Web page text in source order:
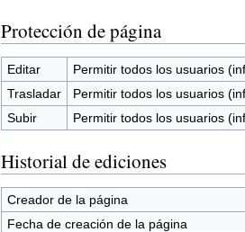
Protección de página
Editar
Permitir todos los usuarios
Trasladar
Permitir todos los usuarios
Subir
Permitir todos los usuarios
Historial de ediciones
Creador de la página
Fecha de creación de la página